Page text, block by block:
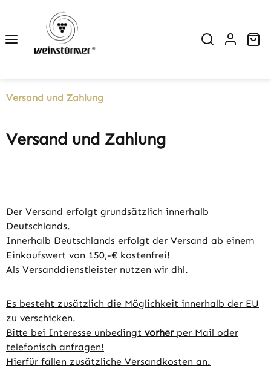
Zum Hauptinhalt springen
Versand und Zahlung
Versand und Zahlung
Der Versand erfolgt grundsätzlich innerhalb
Deutschlands.
Innerhalb Deutschlands erfolgt der Versand ab einem
Einkaufswert von 150,-€ kostenfrei!
Als Versanddienstleister nutzen wir dhl.
Es besteht zusätzlich die Möglichkeit innerhalb der EU
zu verschicken.
Bitte bei Interesse unbedingt vorherper Mail oder
telefonisch anfragen!
Hierfür fallen zusätzliche Versandkosten an.